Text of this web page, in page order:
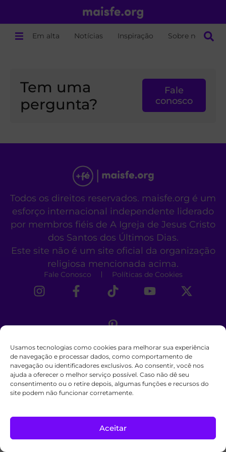
Usamos tecnologias como cookies para melhorar sua experiência
de navegação e processar dados, como comportamento de
navegação ou identificadores exclusivos. Ao consentir, você nos
ajuda a oferecer o melhor serviço possível. Caso não dê seu
consentimento ou o retire depois, algumas funções e recursos do
site podem não funcionar corretamente.
Aceitar
Em alta Notícias Inspiração Sobre nós
Tem uma
pergunta?
Fale
conosco
Todos os direitos reservados. maisfe.org é um
esforço internacional independente liderado
por membros fiéis de A Igreja de Jesus Cristo
dos Santos dos Últimos Dias.
Este site não é um site oficial da organização
religiosa mencionada acima.
Fale Conosco Políticas de Cookies